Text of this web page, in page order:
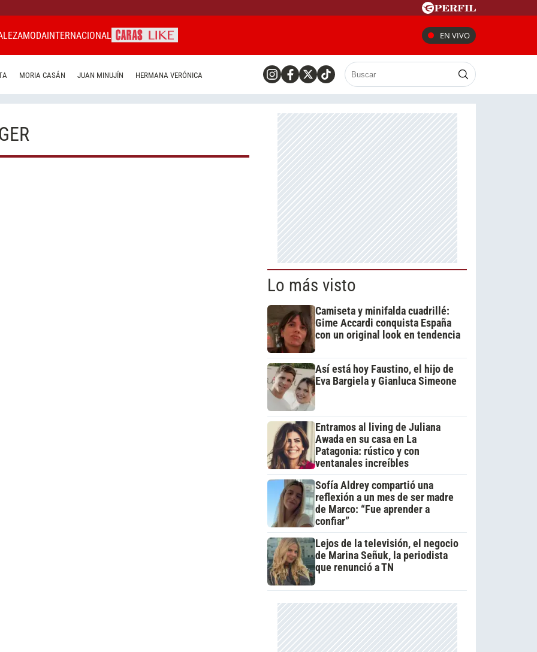
MODAINTERNACIONAL EN VIVO
MORIA CASÁN JUAN MINUJÍN HERMANA VERÓNICA
Lo más visto
Camiseta y minifalda cuadrillé:
Gime Accardi conquista España
con un original look en tendencia
Así está hoy Faustino, el hijo de
Eva Bargiela y Gianluca Simeone
Entramos al living de Juliana
Awada en su casa en La
Patagonia: rústico y con
ventanales increíbles
Sofía Aldrey compartió una
reflexión a un mes de ser madre
de Marco: “Fue aprender a
confiar”
Lejos de la televisión, el negocio
de Marina Señuk, la periodista
que renunció a TN